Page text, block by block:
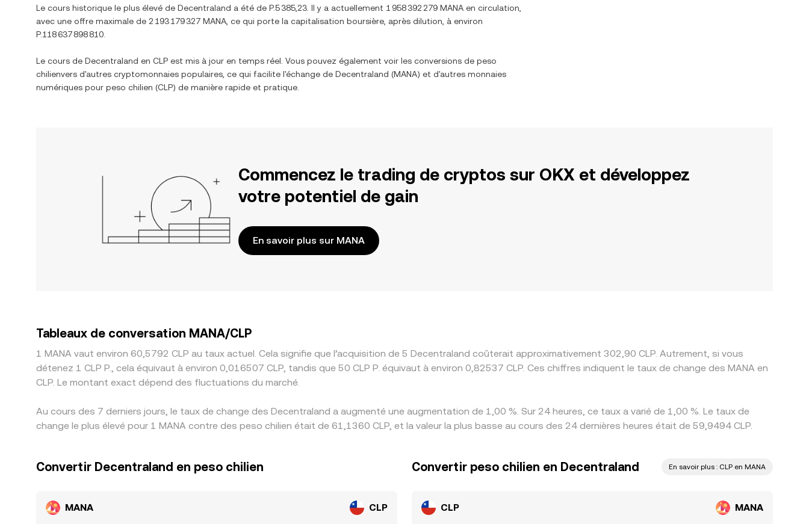
Le cours historique le plus élevé de Decentraland a été de P.5 385,23 . Il y a actuellement 1 958 392 279 MANA en circulation,
avec une offre maximale de 2 193 179 327 MANA , ce qui porte la capitalisation boursière, après dilution, à environ
P.118 637 898 810
Le cours de Decentraland en CLP est mis à jour en temps réel. Vous pouvez également voir les conversions de peso
chilienvers d'autres cryptomonnaies populaires, ce qui facilite l'échange de Decentraland (MANA) et d'autres monnaies
numériques pour peso chilien (CLP) de manière rapide et pratique.
Commencez le trading de cryptos sur OKX et développez
votre potentiel de gain
En savoir plus sur MANA
Tableaux de conversation MANA/CLP
1 MANA vaut environ 60,5792 CLP au taux actuel. Cela signifie que l’acquisition de 5 Decentraland coûterait approximativement 302,90 CLP. Autrement, si vous
détenez 1 CLP P., cela équivaut à environ 0,016507 CLP, tandis que 50 CLP P. équivaut à environ 0,82537 CLP. Ces chiffres indiquent le taux de change des MANA en
CLP. Le montant exact dépend des fluctuations du marché.
Au cours des 7 derniers jours, le taux de change des Decentraland a augmenté une augmentation de 1,00 %. Sur 24 heures, ce taux a varié de 1,00 %. Le taux de
change le plus élevé pour 1 MANA contre des peso chilien était de 61,1360 CLP, et la valeur la plus basse au cours des 24 dernières heures était de 59,9494 CLP.
Convertir Decentraland en peso chilien
MANA CLP
Convertir peso chilien en Decentraland En savoir plus : CLP en MANA
CLP MANA